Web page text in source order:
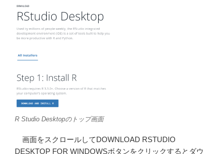
R Studio Desktopのトップ画面
画面をスクロールしてDOWNLOAD RSTUDIO
DESKTOP FOR WINDOWSボタンをクリックするとダウ